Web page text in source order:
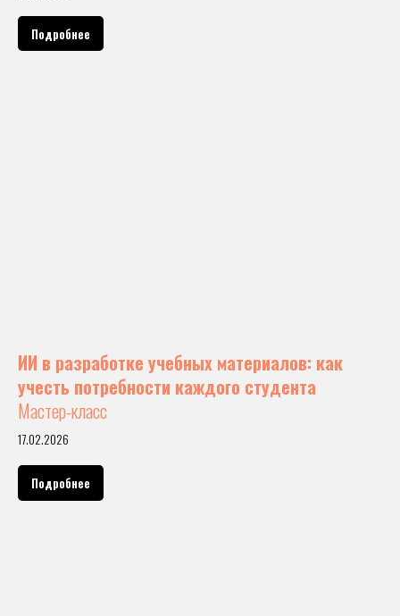
Подробнее
ИИ в разработке учебных материалов: как
учесть потребности каждого студента
Мастер-класс
17.02.2026
Подробнее